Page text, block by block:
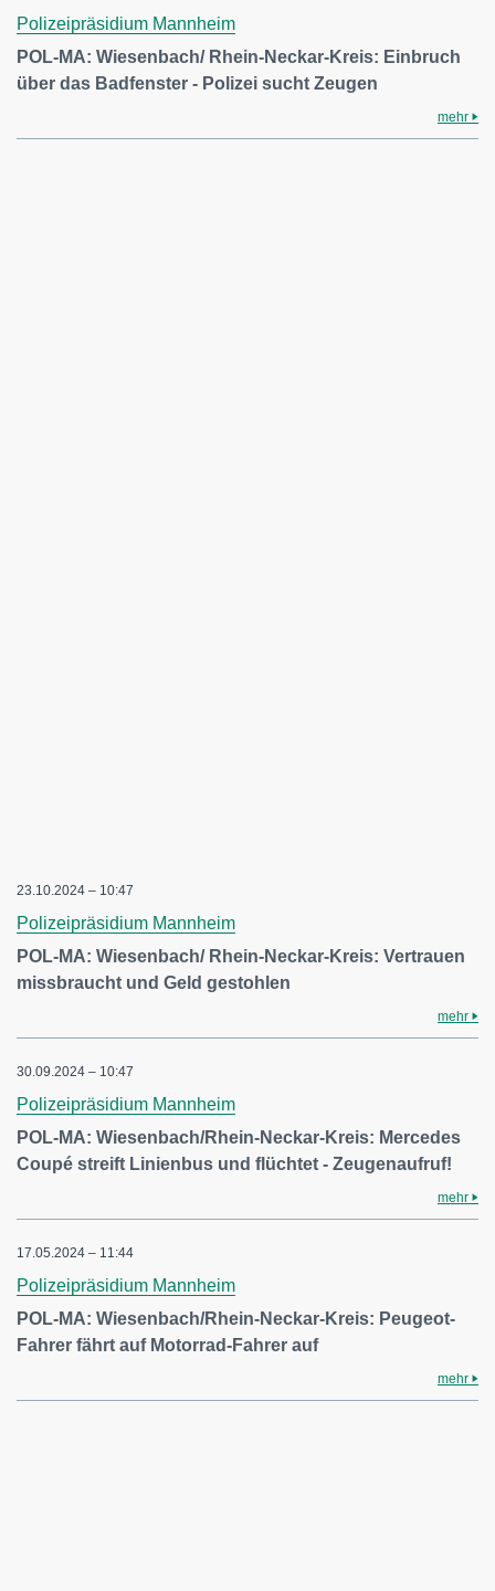
Polizeipräsidium Mannheim
POL-MA: Wiesenbach/ Rhein-Neckar-Kreis: Einbruch
über das Badfenster - Polizei sucht Zeugen
mehr
23.10.2024 – 10:47
Polizeipräsidium Mannheim
POL-MA: Wiesenbach/ Rhein-Neckar-Kreis: Vertrauen
missbraucht und Geld gestohlen
mehr
30.09.2024 – 10:47
Polizeipräsidium Mannheim
POL-MA: Wiesenbach/Rhein-Neckar-Kreis: Mercedes
Coupé streift Linienbus und flüchtet - Zeugenaufruf!
mehr
17.05.2024 – 11:44
Polizeipräsidium Mannheim
POL-MA: Wiesenbach/Rhein-Neckar-Kreis: Peugeot-
Fahrer fährt auf Motorrad-Fahrer auf
mehr